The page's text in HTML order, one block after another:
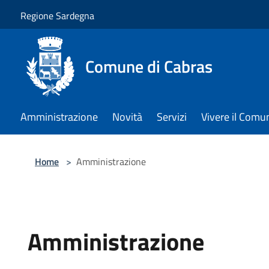
Regione Sardegna
Comune di Cabras
Amministrazione Novità Servizi Vivere il
Home > Amministrazione
Amministrazione